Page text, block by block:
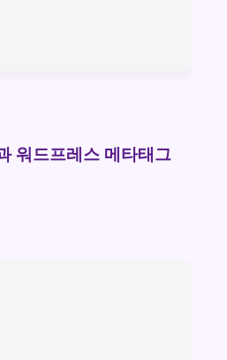
워드프레스 메타태그